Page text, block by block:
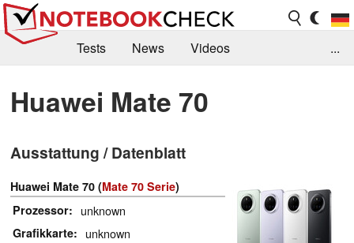
Tests News
Videos
Kaufberatung
Deals Suche
Forum
...
Huawei Mate 70
Ausstattung / Datenblatt
Huawei Mate 70 (Mate 70 Serie)
Prozessor
unknown
Grafikkarte unknown